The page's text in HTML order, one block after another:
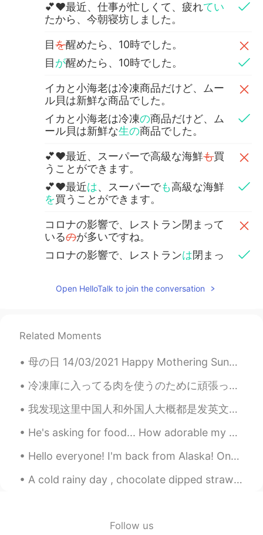
💕❤最近、仕事が忙しくて、疲れてい
たから、今朝寝坊しました。
目を醒めたら、10時でした。
目が醒めたら、10時でした。
イカと小海老は冷凍商品だけど、ムー
ル貝は新鮮な商品でした。
イカと小海老は冷凍の商品だけど、ム
ール貝は新鮮な生の商品でした。
💕❤最近、スーパーで高級な海鮮も買
うことができます。
💕❤最近は、スーパーでも高級な海鮮
を買うことができます。
コロナの影響で、レストラン閉まって
いるのが多いですね。
コロナの影響で、レストランは閉まっ
しばらく外食行かないので、明日は蟹
は蟹🦀も買いたいです。
ようこ葉子YOKO 2021.04.28 13:33
JP EN
茶を作りました。
免疫力アップをするために、フルーツ
を作りました。
ンフルーツと紅茶と一緒に飲むと、と
ンフルーツと紅茶を 一緒に飲むと、と
Open HelloTalk to join the conversation
Related Moments
母の日 14/03/2021 Happy Mothering Sunday! Yesterday was Mother’s Day. My sisters and me lay out som...
冷凍庫に入ってる肉を使うのために頑張ってる Right now I’m trying to use up the meat in the freezer 昨日魚フライをした Yesterda...
我发现这里中国人和外国人大概都是发英文动态的😓想读一些日常生活的中文都不行。不知道为什么那么多人学中文但是会写全英文动态，可能有其他目的🤷‍♂️ 中国人其实有一些会写中文动态只不过都是睡前段思考...
He's asking for food... How adorable my baby issss His face as I am not giving him food.Its cooki...
Hello everyone! I'm back from Alaska! One of the most memorable experiences of my life. I saw ic...
A cold rainy day , chocolate dipped strawberries and a cozy blanket , that’s what I call a perfec...
Follow us